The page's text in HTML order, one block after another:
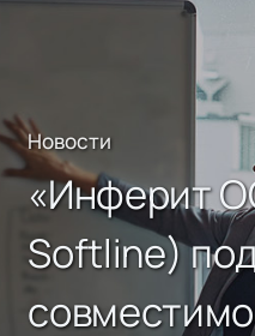
Новости
«Инферит
Softline)